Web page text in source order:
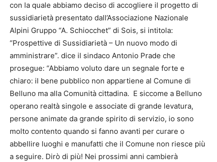
con la quale abbiamo deciso di accogliere il progetto di
sussidiarietà presentato dall’Associazione Nazionale
Alpini Gruppo “A. Schiocchet” di Sois, si intitola:
“Prospettive di Sussidiarietà – Un nuovo modo di
amministrare”. dice il sindaco Antonio Prade che
prosegue: “Abbiamo voluto dare un segnale forte e
chiaro: il bene pubblico non appartiene al Comune di
Belluno ma alla Comunità cittadina. E siccome a Belluno
operano realtà singole e associate di grande levatura,
persone animate da grande spirito di servizio, io sono
molto contento quando si fanno avanti per curare o
abbellire luoghi e manufatti che il Comune non riesce più
a seguire. Dirò di più! Nei prossimi anni cambierà